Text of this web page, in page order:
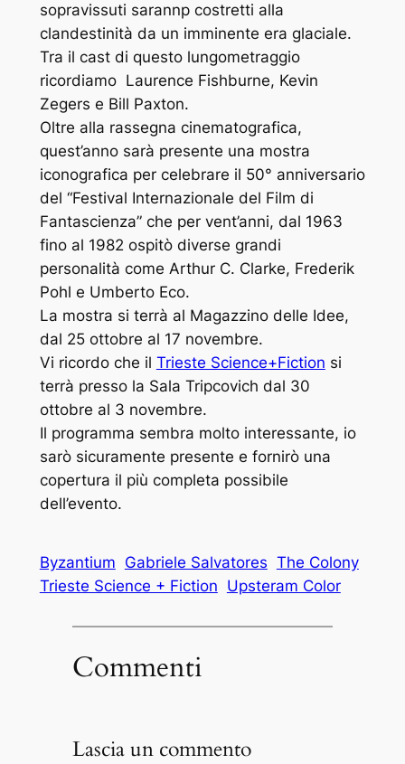
sopravissuti sarannp costretti alla
clandestinità da un imminente era glaciale.
Tra il cast di questo lungometraggio
ricordiamo Laurence Fishburne, Kevin
Zegers e Bill Paxton.
Oltre alla rassegna cinematografica,
quest’anno sarà presente una mostra
iconografica per celebrare il 50° anniversario
del “Festival Internazionale del Film di
Fantascienza” che per vent’anni, dal 1963
fino al 1982 ospitò diverse grandi
personalità come Arthur C. Clarke, Frederik
Pohl e Umberto Eco.
La mostra si terrà al Magazzino delle Idee,
dal 25 ottobre al 17 novembre.
Vi ricordo che il Trieste Science+Fiction si
terrà presso la Sala Tripcovich dal 30
ottobre al 3 novembre.
Il programma sembra molto interessante, io
sarò sicuramente presente e fornirò una
copertura il più completa possibile
dell’evento.
Byzantium Gabriele Salvatores The Colony
Trieste Science + Fiction Upsteram Color
Commenti
Lascia un commento